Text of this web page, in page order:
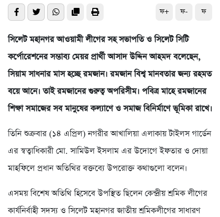
ফ+ ফ- ফ
সিলেট মহানগর আওয়ামী লীগের সহ সভাপতি ও সিলেট সিটি
কর্পোরেশনের সম্ভাব্য মেয়র প্রার্থী আসাদ উদ্দিন আহমদ বলেছেন,
সিয়াম সাধনার মাস হচ্ছে রমজান। রমজান বিশ্ব মানবতার জন্য রহমত
বয়ে আনে। তাই রমজানের গুরুত্ব অপরিসীম। পবিত্র মাহে রমজানের
শিক্ষা সমাজের সব মানুষের কল্যাণে ও সমাজ বিনির্মাণে ভূমিকা রাখে।
তিনি শুক্রবার (১৪ এপ্রিল) নগরীর আখালিয়া এলাকায় টাইলস গার্ডেন
এর স্বত্বাধিকারী মো. সামিউল ইসলাম এর উদোগে ইফতার ও দোয়া
মাহফিলে প্রধান অতিথির বক্তব্যে উপরোক্ত কথাগুলো বলেন।
এসময় বিশেষ অতিথি হিসেবে উপস্থিত ছিলেন কেন্দ্রীয় শ্রমিক লীগের
কার্যনির্বাহী সদস্য ও সিলেট মহানগর জাতীয় শ্রমিকলীগের সাধারণ